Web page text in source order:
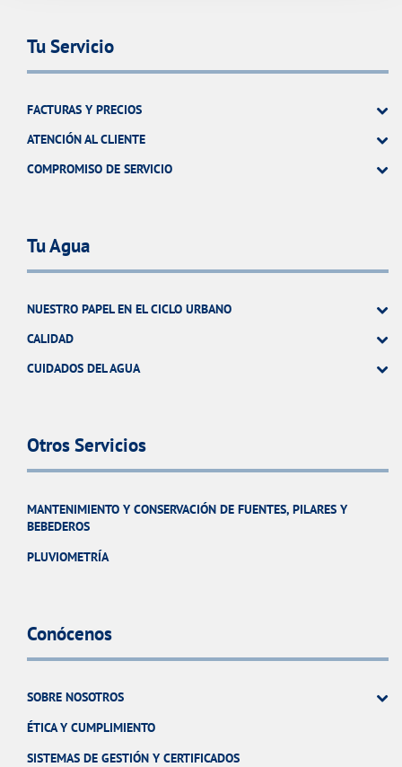
Tu Servicio
FACTURAS Y PRECIOS
ATENCIÓN AL CLIENTE
COMPROMISO DE SERVICIO
Tu Agua
NUESTRO PAPEL EN EL CICLO URBANO
CALIDAD
CUIDADOS DEL AGUA
Otros Servicios
MANTENIMIENTO Y CONSERVACIÓN DE FUENTES, PILARES Y
BEBEDEROS
PLUVIOMETRÍA
Conócenos
SOBRE NOSOTROS
ÉTICA Y CUMPLIMIENTO
SISTEMAS DE GESTIÓN Y CERTIFICADOS